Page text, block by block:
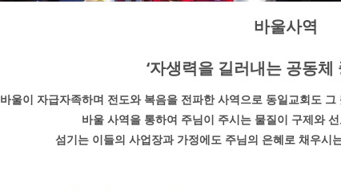
바울사역
‘자생력을 길러내는 공동체
바울이 자급자족하며 전도와 복음을 전파한 사역으로 동일교회도
바울 사역을 통하여 주님이 주시는 물질이 구제와
섬기는 이들의 사업장과 가정에도 주님의 은혜로 채우시